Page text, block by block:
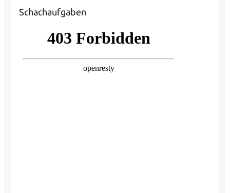
Schachaufgaben